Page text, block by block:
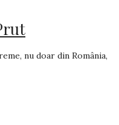
nu doar din România,